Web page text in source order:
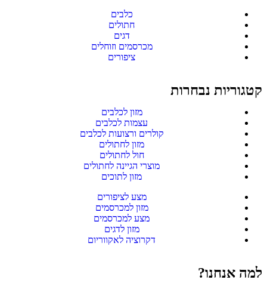
כלבים
חתולים
דגים
מכרסמים וזוחלים
ציפורים
קטגוריות נבחרות
מזון לכלבים
עצמות לכלבים
קולרים ורצועות לכלבים
מזון לחתולים
חול לחתולים
מוצרי הגיינה לחתולים
מזון לתוכים
מצע לציפורים
מזון למכרסמים
מצע למכרסמים
מזון לדגים
דקרוציה לאקווריום
למה אנחנו?